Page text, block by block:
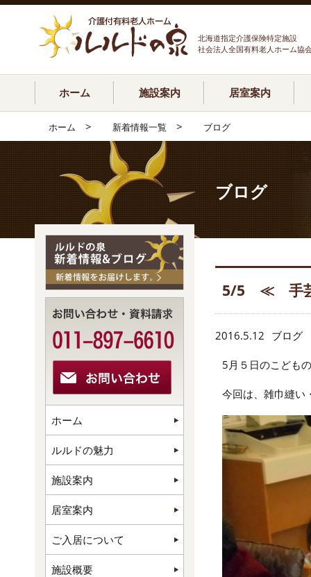
北海道指定介護保険特定施設
社会法人全国有料老人ホーム協
ホーム 施設案内 居室案内
ホーム > 新着情報一覧 > ブログ
ブログ
5/5 ≪ 手
2016.5.12 ブログ
5月５日のこども
今回は、雑巾縫
ホーム
ルルドの魅力
施設案内
居室案内
ご入居について
施設概要